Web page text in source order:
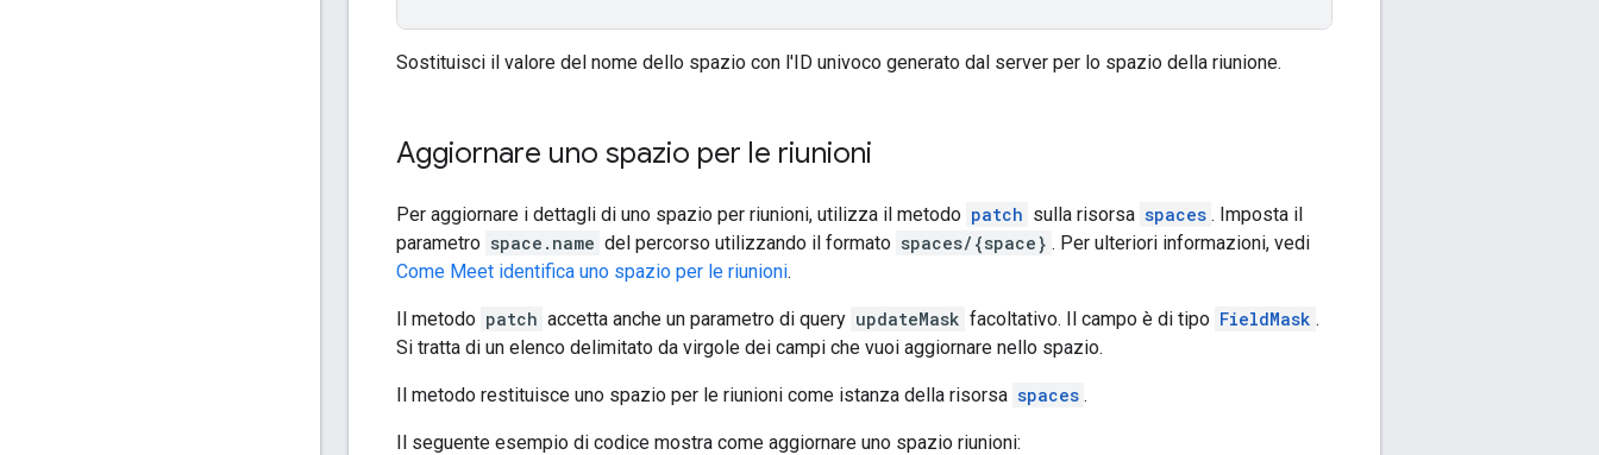
Sostituisci il valore del nome dello spazio con l'ID univoco generato dal server per lo spazio della riunione.
Aggiornare uno spazio per le riunioni
Per aggiornare i dettagli di uno spazio per riunioni, utilizza il metodo patch sulla risorsa spaces . Imposta il
parametro space.name del percorso utilizzando il formato spaces/{space} . Per ulteriori informazioni, vedi
Come Meet identifica uno spazio per le riunioni.
Il metodo patch accetta anche un parametro di query updateMask facoltativo. Il campo è di tipo FieldMask .
Si tratta di un elenco delimitato da virgole dei campi che vuoi aggiornare nello spazio.
Il metodo restituisce uno spazio per le riunioni come istanza della risorsa spaces .
Il seguente esempio di codice mostra come aggiornare uno spazio riunioni: